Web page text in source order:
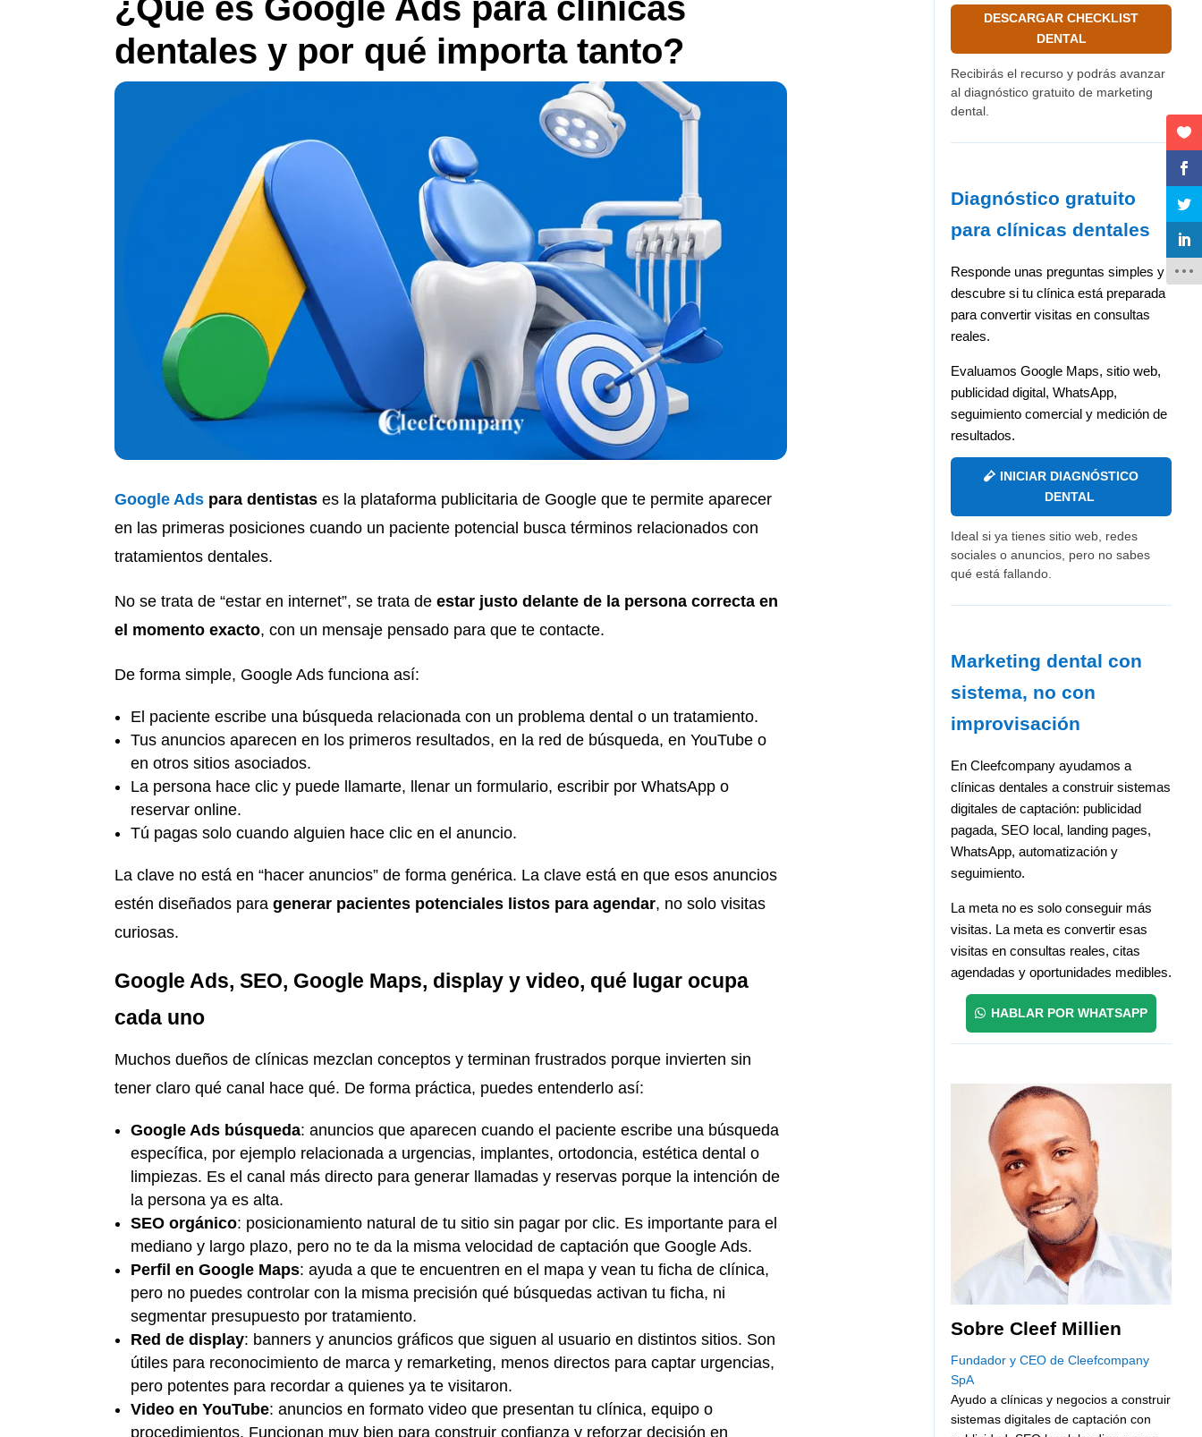
¿Qué es Google Ads para clínicas
dentales y por qué importa tanto?
Google Adspara dentistases la plataforma publicitaria de Google que te permite aparecer
en las primeras posiciones cuando un paciente potencial busca términos relacionados con
tratamientos dentales.
No se trata de “estar en internet”, se trata de estar justo delante de la persona correcta en
el momento exacto, con un mensaje pensado para que te contacte.
De forma simple, Google Ads funciona así:
El paciente escribe una búsqueda relacionada con un problema dental o un tratamiento.
Tus anuncios aparecen en los primeros resultados, en la red de búsqueda, en YouTube o
en otros sitios asociados.
La persona hace clic y puede llamarte, llenar un formulario, escribir por WhatsApp o
reservar online.
Tú pagas solo cuando alguien hace clic en el anuncio.
La clave no está en “hacer anuncios” de forma genérica. La clave está en que esos anuncios
estén diseñados para generar pacientes potenciales listos para agendar, no solo visitas
curiosas.
Google Ads, SEO, Google Maps, display y video, qué lugar ocupa
cada uno
Muchos dueños de clínicas mezclan conceptos y terminan frustrados porque invierten sin
tener claro qué canal hace qué. De forma práctica, puedes entenderlo así:
Google Ads búsqueda: anuncios que aparecen cuando el paciente escribe una búsqueda
específica, por ejemplo relacionada a urgencias, implantes, ortodoncia, estética dental o
limpiezas. Es el canal más directo para generar llamadas y reservas porque la intención de
la persona ya es alta.
SEO orgánico: posicionamiento natural de tu sitio sin pagar por clic. Es importante para el
mediano y largo plazo, pero no te da la misma velocidad de captación que Google Ads.
Perfil en Google Maps: ayuda a que te encuentren en el mapa y vean tu ficha de clínica,
pero no puedes controlar con la misma precisión qué búsquedas activan tu ficha, ni
segmentar presupuesto por tratamiento.
Red de display: banners y anuncios gráficos que siguen al usuario en distintos sitios. Son
útiles para reconocimiento de marca y remarketing, menos directos para captar urgencias,
pero potentes para recordar a quienes ya te visitaron.
Video en YouTube: anuncios en formato video que presentan tu clínica, equipo o
procedimientos. Funcionan muy bien para construir confianza y reforzar decisión en
DESCARGAR CHECKLIST
DENTAL
Recibirás el recurso y podrás avanzar
al diagnóstico gratuito de marketing
dental.
Diagnóstico gratuito
para clínicas dentales
Responde unas preguntas simples y
descubre si tu clínica está preparada
para convertir visitas en consultas
reales.
Evaluamos Google Maps, sitio web,
publicidad digital, WhatsApp,
seguimiento comercial y medición de
resultados.
INICIAR DIAGNÓSTICO
DENTAL
Ideal si ya tienes sitio web, redes
sociales o anuncios, pero no sabes
qué está fallando.
Marketing dental con
sistema, no con
improvisación
En Cleefcompany ayudamos a
clínicas dentales a construir sistemas
digitales de captación: publicidad
pagada, SEO local, landing pages,
WhatsApp, automatización y
seguimiento.
La meta no es solo conseguir más
visitas. La meta es convertir esas
visitas en consultas reales, citas
agendadas y oportunidades medibles.
HABLAR POR WHATSAPP
Sobre Cleef Millien
Fundador y CEO de Cleefcompany
SpA
Ayudo a clínicas y negocios a construir
sistemas digitales de captación con